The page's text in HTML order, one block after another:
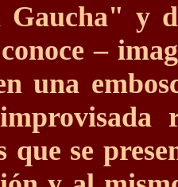
y
–
una
que se